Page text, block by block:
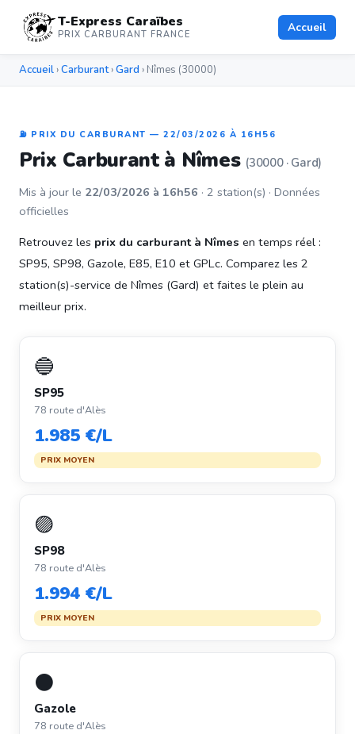
T-Express Caraïbes
PRIX CARBURANT FRANCE Accueil
Accueil ›Carburant›Gard › Nîmes (30000)
⛽ PRIX DU CARBURANT — 22/03/2026 À 16H56
Prix Carburant à Nîmes (30000 · Gard)
Mis à jour le 22/03/2026 à 16h56 · 2 station(s) · Données
officielles
Retrouvez les prix du carburant à Nîmes en temps réel :
SP95, SP98, Gazole, E85, E10 et GPLc. Comparez les 2
station(s)-service de Nîmes (Gard) et faites le plein au
meilleur prix.
🔵
SP95
78 route d'Alès
1.985 €/L
PRIX MOYEN
🟣
SP98
78 route d'Alès
1.994 €/L
PRIX MOYEN
⚫
Gazole
78 route d'Alès